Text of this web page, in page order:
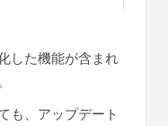
した機能が含まれ
も、アップデート